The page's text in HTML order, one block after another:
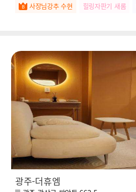
사장님강추 수현 힐링자판기 새롬
광주-더휴엠